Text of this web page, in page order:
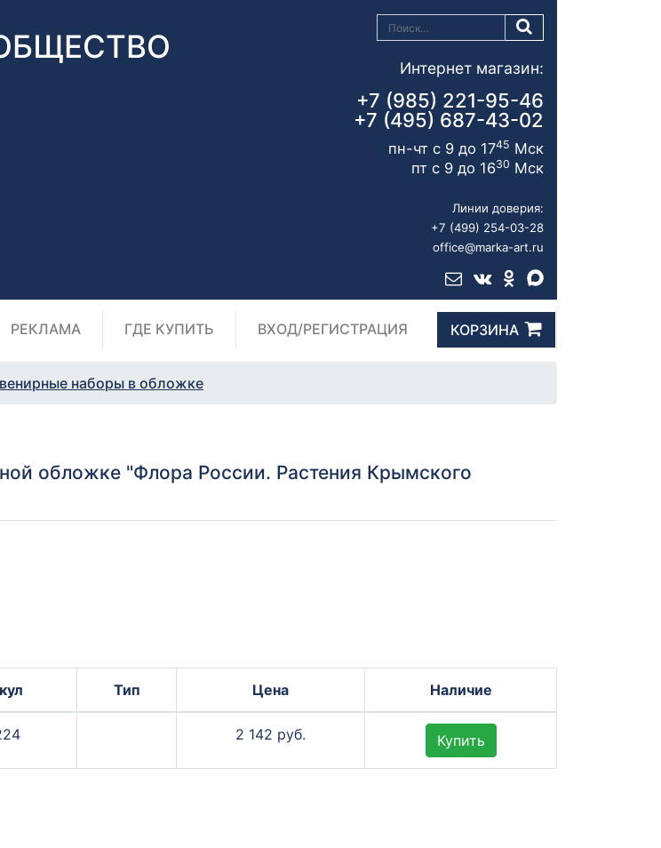
Интернет магазин:
+7 (985) 221-95-46
+7 (495) 687-43-02
пн-чт с 9 до 1745 Мск
пт с 9 до 1630 Мск
Линии доверия:
+7 (499) 254-03-28
office@marka-art.ru
РЕКЛАМА ГДЕ КУПИТЬ ВХОД/РЕГИСТРАЦИЯ КОРЗИНА
наборы в обложке
обложке "Флора России. Растения Крымского
Тип Цена Наличие
2 142 руб. Купить